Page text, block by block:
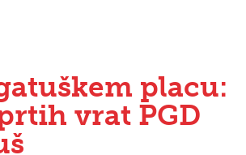
placu:
vrat PGD